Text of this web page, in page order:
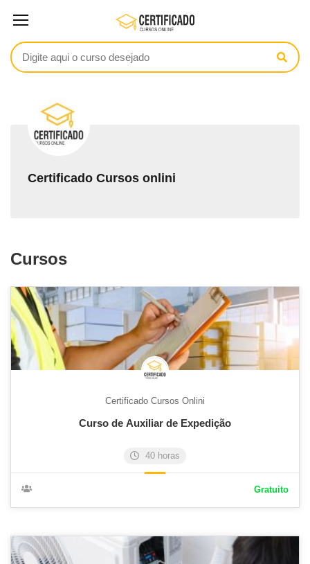
Certificado Cursos onlini
Cursos
Certificado Cursos Onlini
Curso de Auxiliar de Expedição
40 horas
Gratuito